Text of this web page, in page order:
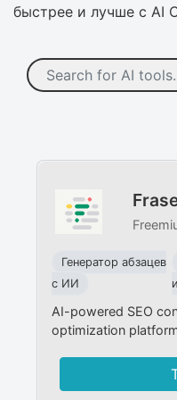
быстрее и лучше с AI
Генератор абзацев
с ИИ
AI-powered SEO
optimization